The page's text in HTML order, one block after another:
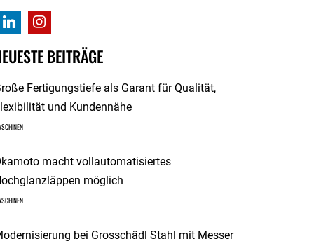
BEITRÄGE
Fertigungstiefe als Garant für Qualität,
und Kundennähe
macht vollautomatisiertes
möglich
bei Grosschädl Stahl mit Messer